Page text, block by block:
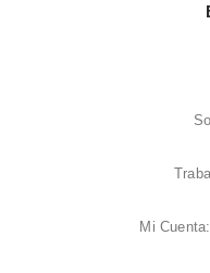
Mi